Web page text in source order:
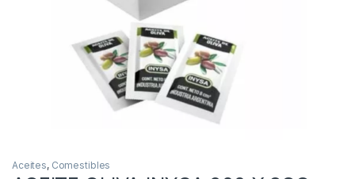
Aceites, Comestibles